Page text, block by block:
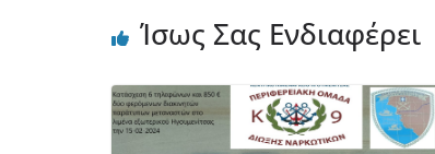
Ίσως Σας Ενδιαφέρει